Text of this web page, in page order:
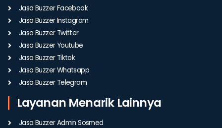
Jasa Buzzer Facebook
Jasa Buzzer Instagram
Jasa Buzzer Twitter
Jasa Buzzer Youtube
Jasa Buzzer Tiktok
Jasa Buzzer Whatsapp
Jasa Buzzer Telegram
Layanan Menarik Lainnya
Jasa Buzzer Admin Sosmed